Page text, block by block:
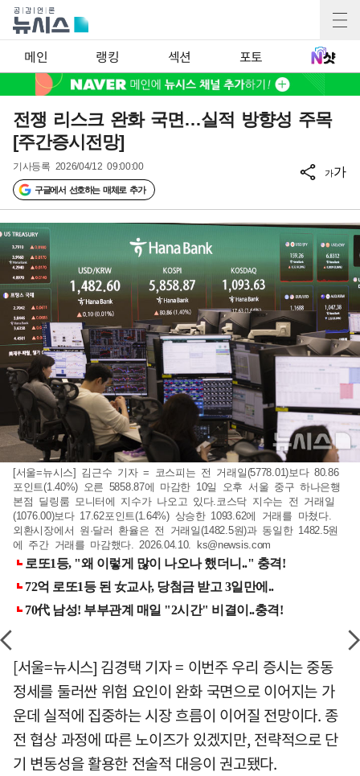
메인 랭킹 섹션 포토
전쟁 리스크 완화 국면…실적 방향성 주목
[주간증시전망]
기사등록 2026/04/12 09:00:00
구글에서 선호하는 매체로 추가
가가
[서울=뉴시스] 김근수 기자 = 코스피는 전 거래일(5778.01)보다 80.86
포인트(1.40%) 오른 5858.87에 마감한 10일 오후 서울 중구 하나은행
본점 딜링룸 모니터에 지수가 나오고 있다.코스닥 지수는 전 거래일
(1076.00)보다 17.62포인트(1.64%) 상승한 1093.62에 거래를 마쳤다.
외환시장에서 원·달러 환율은 전 거래일(1482.5원)과 동일한 1482.5원
에 주간 거래를 마감했다. 2026.04.10.
ks@newsis.com
[서울=뉴시스] 김경택 기자 = 이번주 우리 증시는 중동
정세를 둘러싼 위험 요인이 완화 국면으로 이어지는 가
운데 실적에 집중하는 시장 흐름이 이어질 전망이다. 종
전 협상 과정에 따른 노이즈가 있겠지만, 전략적으로 단
기 변동성을 활용한 전술적 대응이 권고됐다.